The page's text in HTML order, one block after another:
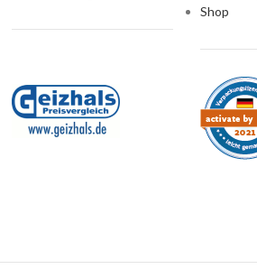
Shop